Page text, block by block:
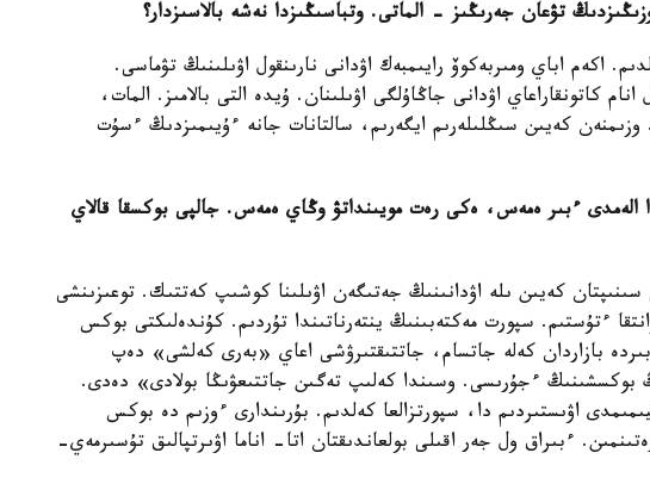
تۋعان جەرىڭىز - الماتى. وتباسىڭىزدا نەشە بالاسىزدار؟
اكەم اباي ومىربەكوۆ رايىمبەك اۋدانى نارىنقول اۋىلىنىڭ تۋماسى.
كاتونقاراعاي اۋدانى جاڭاۇلگى اۋىلىنان. ۇيدە التى بالامىز. المات،
كەيىن سىڭلىلەرىم ايگەرىم، سالتانات جانە ءۇيىمىزدىڭ ءسۇت
الەمدى ءبىر ەمەس، ەكى رەت مويىنداتۋ وڭاي ەمەس. جالپى بوكسقا قالاي
كەيىن ىلە اۋدانىنىڭ جەتىگەن اۋىلىنا كوشىپ كەتتىك. توعىزىنشى
ءتۇستىم. سپورت مەكتەبىنىڭ ينتەرناتىندا تۇردىم. كۇندەلىكتى بوكس
بازاردان كەلە جاتسام، جاتتىقتىرۋشى اعاي «بەرى كەلشى» دەپ
ءجۇرىسى. وسىندا كەلىپ تەگىن جاتتىعۋىڭا بولادى» دەدى.
اۋىستىردىم دا، سپورتزالعا كەلدىم. بۇرىندارى ءوزىم دە بوكس
ءبىراق ول جەر اقىلى بولعاندىقتان اتا- اناما اۋىرتپالىق تۇسىرمەي-